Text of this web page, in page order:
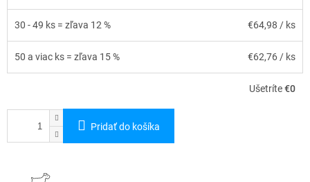
30 - 49 ks = zľava 12 % €64,98 / ks
50 a viac ks = zľava 15 % €62,76/ ks
Ušetríte€0
Pridať do košíka